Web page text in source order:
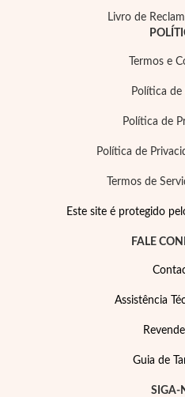
Livro de
Termos e
Política de
Política de
Política de
Termos de
Este site é protegido
FALE
Assistência
Guia de
SIGA-